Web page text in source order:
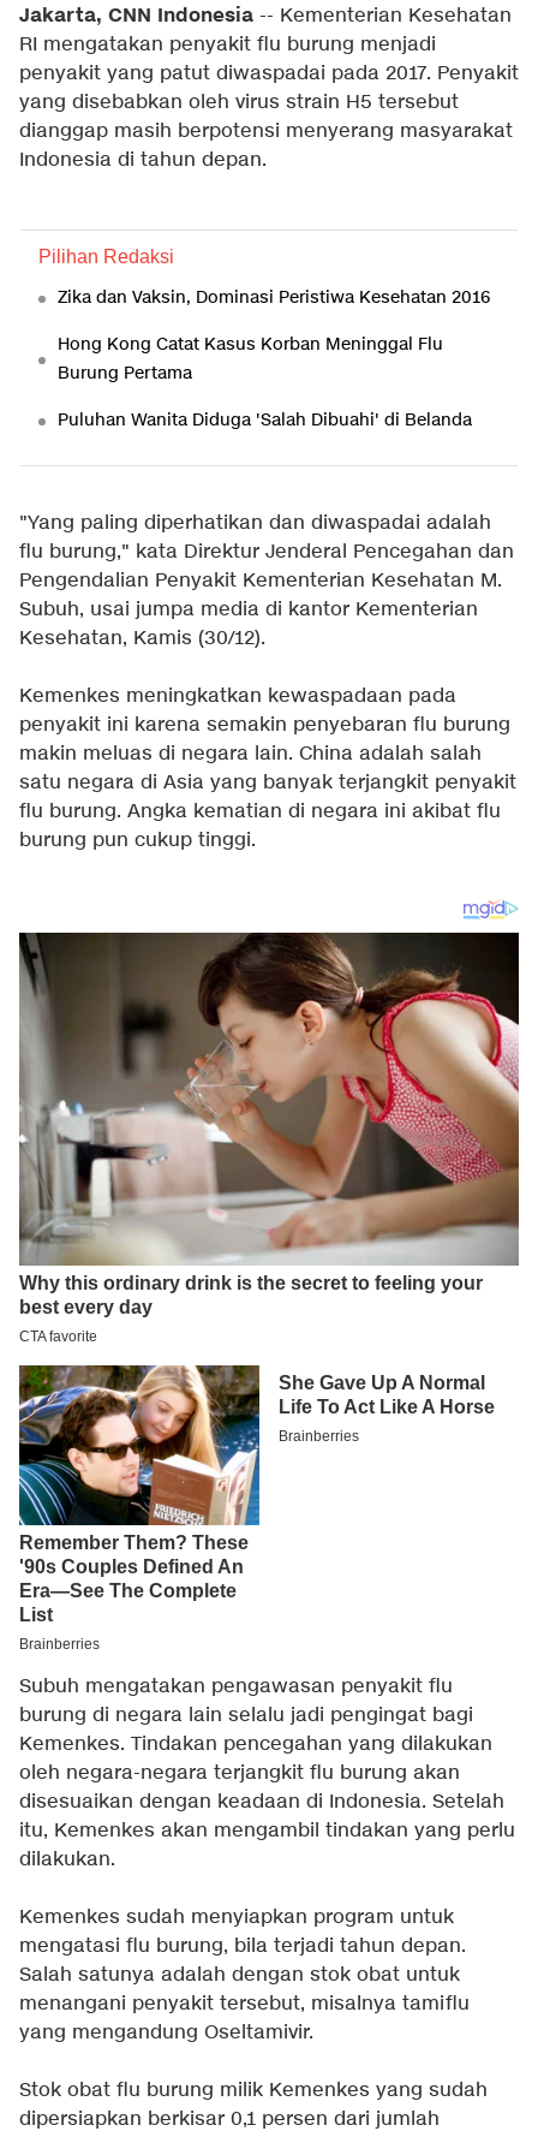
Jakarta, CNN Indonesia -- Kementerian Kesehatan
RI mengatakan penyakit flu burung menjadi
penyakit yang patut diwaspadai pada 2017. Penyakit
yang disebabkan oleh virus strain H5 tersebut
dianggap masih berpotensi menyerang masyarakat
Indonesia di tahun depan.
Pilihan Redaksi
Zika dan Vaksin, Dominasi Peristiwa Kesehatan 2016
Hong Kong Catat Kasus Korban Meninggal Flu
Burung Pertama
Puluhan Wanita Diduga 'Salah Dibuahi' di Belanda
"Yang paling diperhatikan dan diwaspadai adalah
flu burung," kata Direktur Jenderal Pencegahan dan
Pengendalian Penyakit Kementerian Kesehatan M.
Subuh, usai jumpa media di kantor Kementerian
Kesehatan, Kamis (30/12).
Kemenkes meningkatkan kewaspadaan pada
penyakit ini karena semakin penyebaran flu burung
makin meluas di negara lain. China adalah salah
satu negara di Asia yang banyak terjangkit penyakit
flu burung. Angka kematian di negara ini akibat flu
burung pun cukup tinggi.
Subuh mengatakan pengawasan penyakit flu
burung di negara lain selalu jadi pengingat bagi
Kemenkes. Tindakan pencegahan yang dilakukan
oleh negara-negara terjangkit flu burung akan
disesuaikan dengan keadaan di Indonesia. Setelah
itu, Kemenkes akan mengambil tindakan yang perlu
dilakukan.
Kemenkes sudah menyiapkan program untuk
mengatasi flu burung, bila terjadi tahun depan.
Salah satunya adalah dengan stok obat untuk
menangani penyakit tersebut, misalnya tamiflu
yang mengandung Oseltamivir.
Stok obat flu burung milik Kemenkes yang sudah
dipersiapkan berkisar 0,1 persen dari jumlah